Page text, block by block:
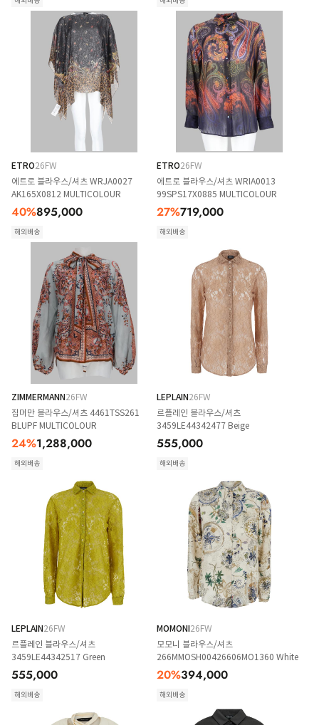
ETRO26FW
에트로 블라우스/셔츠 WRJA0027
AK165X0812 MULTICOLOUR
40%895,000
해외배송
ETRO26FW
에트로 블라우스/셔츠 WRIA0013
99SPS17X0885 MULTICOLOUR
27%719,000
해외배송
ZIMMERMANN26FW
짐머만 블라우스/셔츠 4461TSS261
BLUPF MULTICOLOUR
24%1,288,000
해외배송
LEPLAIN26FW
르플레인 블라우스/셔츠
3459LE44342477 Beige
555,000
해외배송
LEPLAIN26FW
르플레인 블라우스/셔츠
3459LE44342517 Green
555,000
해외배송
MOMONI26FW
모모니 블라우스/셔츠
266MMOSH00426606MO1360 White
20%394,000
해외배송